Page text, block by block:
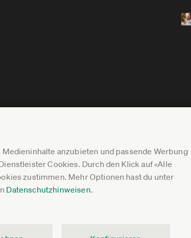
anzubieten und passende Werbung
Cookies. Durch den Klick auf «Alle
zustimmen. Mehr Optionen hast du unter
Datenschutzhinweisen.